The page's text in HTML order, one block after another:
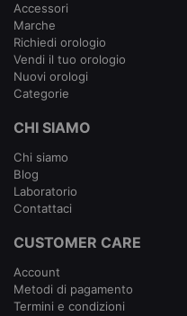
Accessori
Marche
Richiedi orologio
Vendi il tuo orologio
Nuovi orologi
Categorie
CHI SIAMO
Chi siamo
Blog
Laboratorio
Contattaci
CUSTOMER CARE
Account
Metodi di pagamento
Termini e condizioni